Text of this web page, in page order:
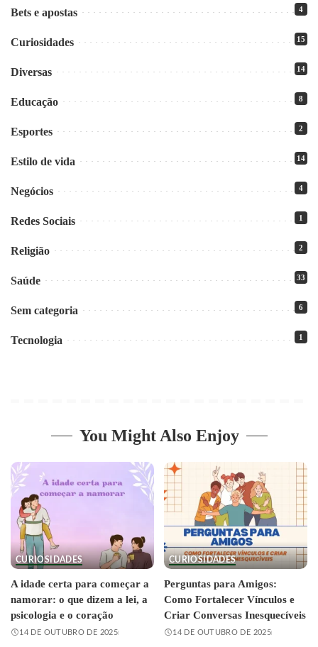
Bets e apostas 4
Curiosidades 15
Diversas 14
Educação 8
Esportes 2
Estilo de vida 14
Negócios 4
Redes Sociais 1
Religião 2
Saúde 33
Sem categoria 6
Tecnologia 1
You Might Also Enjoy
CURIOSIDADES
A idade certa para começar a
namorar: o que dizem a lei, a
psicologia e o coração
14 DE OUTUBRO DE 2025
CURIOSIDADES
Perguntas para Amigos:
Como Fortalecer Vínculos e
Criar Conversas Inesquecíveis
14 DE OUTUBRO DE 2025